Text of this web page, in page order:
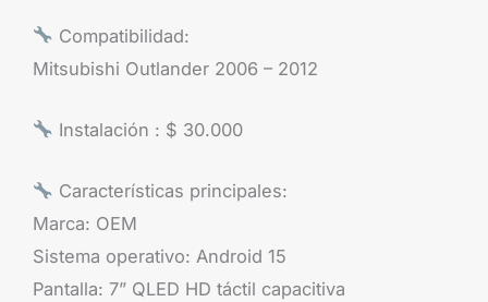
Compatibilidad:
Mitsubishi Outlander 2006 – 2012
Instalación : $ 30.000
Características principales:
Marca: OEM
Sistema operativo: Android 15
Pantalla: 7” QLED HD táctil capacitiva